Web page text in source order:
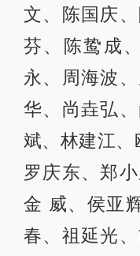
文、陈国庆
芬、陈鸷成
永、周海波
华、尚垚弘
斌、林建江、
罗庆东、郑
金 威、侯亚
春、祖延光